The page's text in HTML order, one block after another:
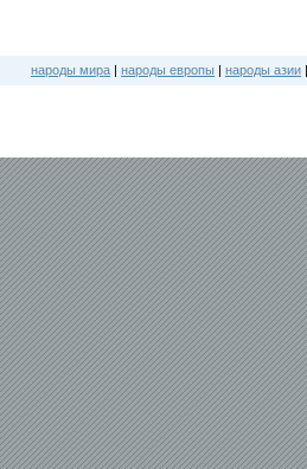
народы мира | народы европы | народы азии